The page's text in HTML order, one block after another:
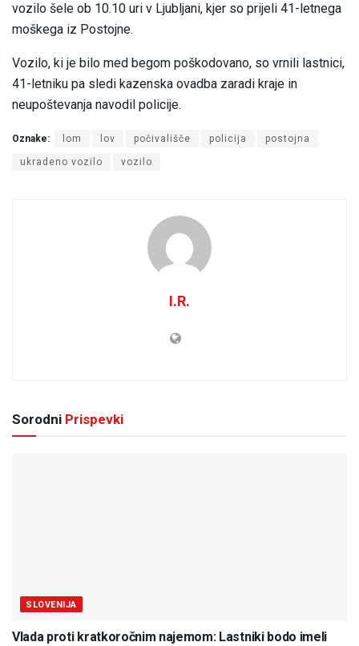
vozilo šele ob 10.10 uri v Ljubljani, kjer so prijeli 41-letnega
moškega iz Postojne.
Vozilo, ki je bilo med begom poškodovano, so vrnili lastnici,
41-letniku pa sledi kazenska ovadba zaradi kraje in
neupoštevanja navodil policije.
Oznake: lom lov počivališče policija postojna
ukradeno vozilo vozilo
I.R.
Sorodni Prispevki
SLOVENIJA
Vlada proti kratkoročnim najemom: Lastniki bodo imeli